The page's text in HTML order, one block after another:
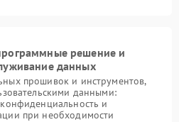
решение и
данных
прошивок и инструментов,
данными:
и
при необходимости